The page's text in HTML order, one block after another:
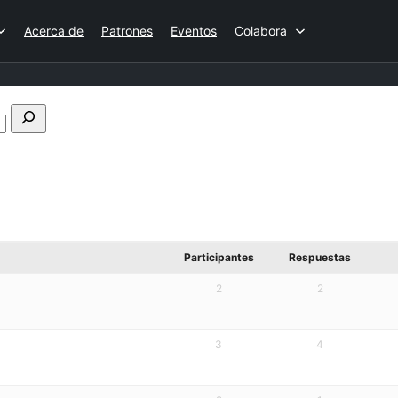
Acerca de Patrones Eventos Colabora
Buscar
Participantes Respuestas
2 2
3 4